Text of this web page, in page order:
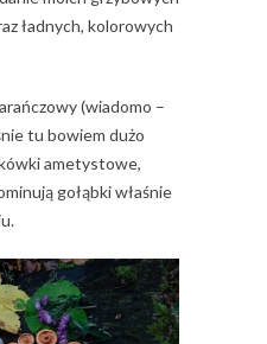
ładnych, kolorowych
(wiadomo –
tu bowiem dużo
ametystowe,
gołąbki właśnie